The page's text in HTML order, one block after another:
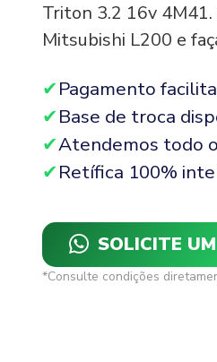
Triton 3.2 16v 4M41.
Mitsubishi L200 e
Pagamento
Base de troca
Atendemos todo
Retífica 100%
SOLICITE
*Consulte condições